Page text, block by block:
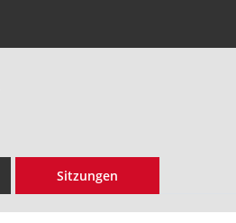
Sitzungen